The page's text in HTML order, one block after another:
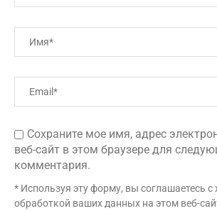
Сохраните мое имя, адрес
веб-сайт в этом браузере для
комментария.
* Используя эту форму, вы соглашаетесь с
обработкой ваших данных на этом веб-